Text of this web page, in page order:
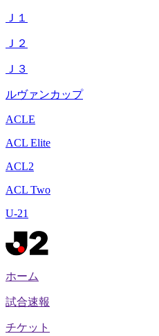
Ｊ１
Ｊ２
Ｊ３
ルヴァンカップ
ACLE
ACL Elite
ACL2
ACL Two
U-21
ホーム
試合速報
チケット